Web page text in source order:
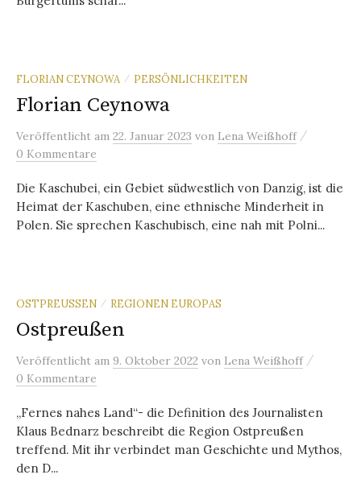
FLORIAN CEYNOWA / PERSÖNLICHKEITEN
Florian Ceynowa
Veröffentlicht am 22. Januar 2023 von Lena Weißhoff /
0 Kommentare
Die Kaschubei, ein Gebiet südwestlich von Danzig, ist die
Heimat der Kaschuben, eine ethnische Minderheit in
Polen. Sie sprechen Kaschubisch, eine nah mit Polni...
OSTPREUSSEN / REGIONEN EUROPAS
Ostpreußen
Veröffentlicht am 9. Oktober 2022 von Lena Weißhoff /
0 Kommentare
„Fernes nahes Land“- die Definition des Journalisten
Klaus Bednarz beschreibt die Region Ostpreußen
treffend. Mit ihr verbindet man Geschichte und Mythos,
den D...